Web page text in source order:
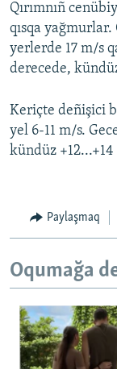
Qırımnıñ
qısqa
yerlerde 17 m/s
derecede,
Keriçte deñişici
yel 6-11 m/s.
kündüz
Paylaşmaq
Oqumağa